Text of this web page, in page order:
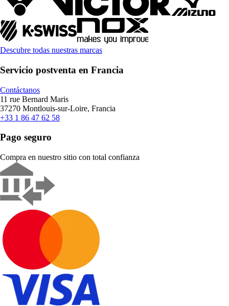
Descubre todas nuestras marcas
Servicio postventa en Francia
Contáctanos
11 rue Bernard Maris
37270 Montlouis-sur-Loire, Francia
+33 1 86 47 62 58
Pago seguro
Compra en nuestro sitio con total confianza